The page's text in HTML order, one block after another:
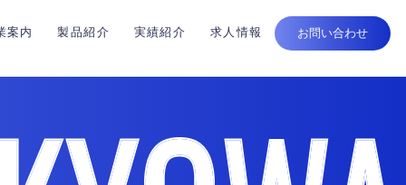
案内 製品紹介 実績紹介 求人情報 お問い合わせ